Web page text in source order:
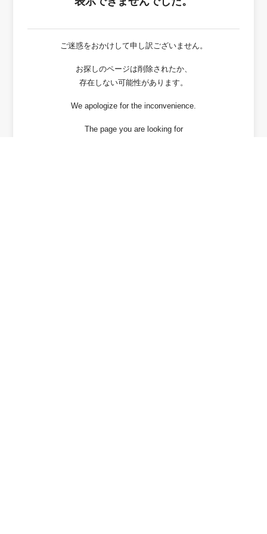
ご迷惑をおかけして申し訳ございません。
お探しのページは削除されたか、
存在しない可能性があります。
We apologize for the inconvenience.
The page you are looking for